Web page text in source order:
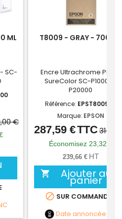
ML
SC-
€
T8009 - GRAY - 700 ML
Encre Ultrachrome PRO -
SureColor SC-P10000 /
P20000
Référence: EPST800900
Marque: EPSON
Prix
Prix
de
base
287,59 €TTC
Économisez 23,32 €
239,66 € HT
 Ajouter au
panier
 SUR COMMANDE
Date annoncée